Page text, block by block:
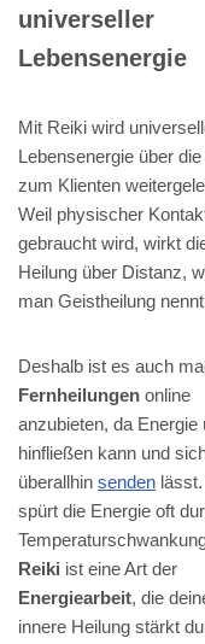
universeller
Lebensenergie
Mit Reiki wird
Lebensenergie über
zum Klienten
Weil physischer
gebraucht wird, wirkt
Heilung über Distanz,
man Geistheilung
Deshalb ist es auch
Fernheilungen online
anzubieten, da Energie
hinfließen kann und
überallhin senden
spürt die Energie oft
Reiki ist eine Art der
Energiearbeit, die
innere Heilung stärkt